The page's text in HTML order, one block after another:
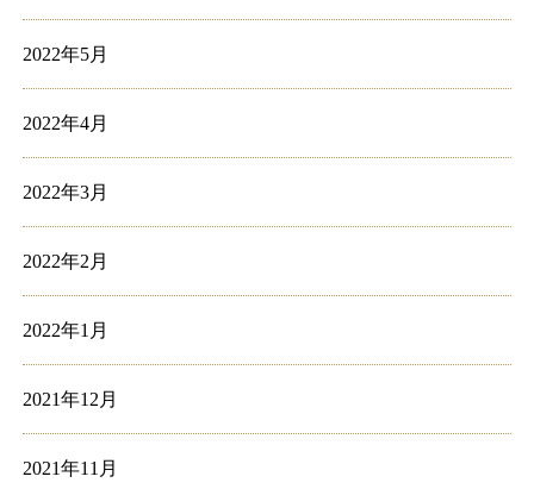
2022年5月
2022年4月
2022年3月
2022年2月
2022年1月
2021年12月
2021年11月